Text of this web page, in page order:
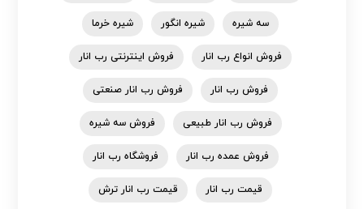
سه شیره شیره انگور شیره خرما
فروش انواع رب انار فروش اینترنتی رب انار
فروش رب انار فروش رب انار صنعتی
فروش رب انار طبیعی فروش سه شیره
فروش عمده رب انار فروشگاه رب انار
قیمت رب انار قیمت رب انار ترش